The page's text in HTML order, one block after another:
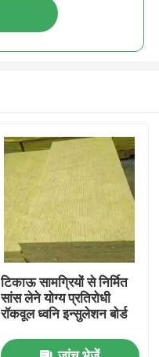
टिकाऊ सामग्रियों से निर्मित
सांस लेने योग्य प्रतिरोधी
रॉकवूल ध्वनि इन्सुलेशन बोर्ड